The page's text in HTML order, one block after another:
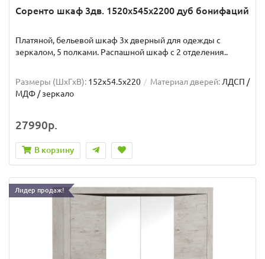
Соренто шкаф 3дв. 1520x545x2200 дуб бонифаций
Платяной, бельевой шкаф 3х дверный для одежды с
зеркалом, 5 полками. Распашной шкаф с 2 отделения..
Размеры (ШxГxВ): 152x54.5x220 Материал дверей: ЛДСП /
МДФ / зеркало
27990р.
В корзину
Лидер продаж!